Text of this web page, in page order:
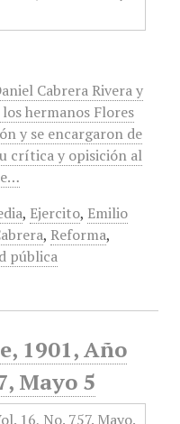
Cabrera Rivera y
hermanos Flores
y se encargaron de
crítica y opisición al
, Ejercito, Emilio
, Reforma,
pública
1901, Año
Mayo 5